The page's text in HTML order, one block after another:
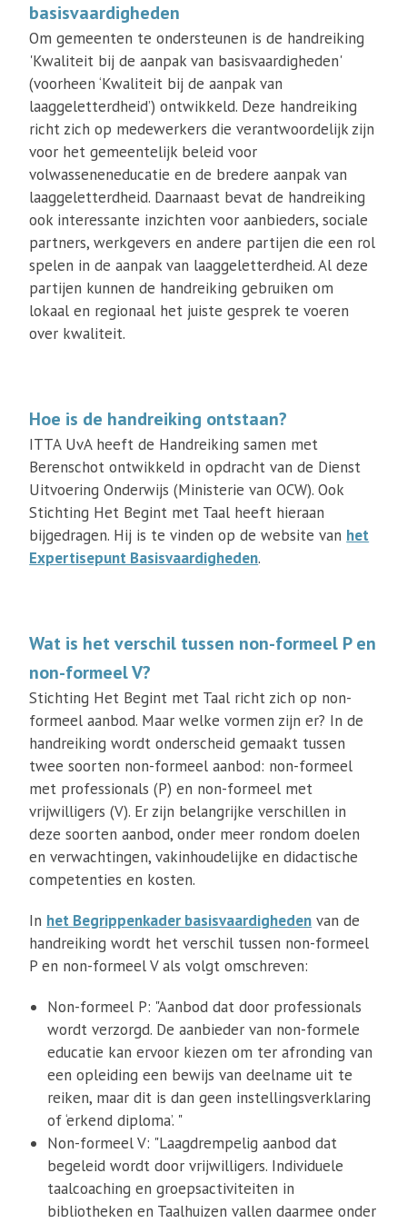
basisvaardigheden
Om gemeenten te ondersteunen is de handreiking
'Kwaliteit bij de aanpak van basisvaardigheden'
(voorheen ‘Kwaliteit bij de aanpak van
laaggeletterdheid’) ontwikkeld. Deze handreiking
richt zich op medewerkers die verantwoordelijk zijn
voor het gemeentelijk beleid voor
volwasseneneducatie en de bredere aanpak van
laaggeletterdheid. Daarnaast bevat de handreiking
ook interessante inzichten voor aanbieders, sociale
partners, werkgevers en andere partijen die een rol
spelen in de aanpak van laaggeletterdheid. Al deze
partijen kunnen de handreiking gebruiken om
lokaal en regionaal het juiste gesprek te voeren
over kwaliteit.
Hoe is de handreiking ontstaan?
ITTA UvA heeft de Handreiking samen met
Berenschot ontwikkeld in opdracht van de Dienst
Uitvoering Onderwijs (Ministerie van OCW). Ook
Stichting Het Begint met Taal heeft hieraan
bijgedragen. Hij is te vinden op de website van het
Expertisepunt Basisvaardigheden.
Wat is het verschil tussen non-formeel P en
non-formeel V?
Stichting Het Begint met Taal richt zich op non-
formeel aanbod. Maar welke vormen zijn er? In de
handreiking wordt onderscheid gemaakt tussen
twee soorten non-formeel aanbod: non-formeel
met professionals (P) en non-formeel met
vrijwilligers (V). Er zijn belangrijke verschillen in
deze soorten aanbod, onder meer rondom doelen
en verwachtingen, vakinhoudelijke en didactische
competenties en kosten.
In het Begrippenkader basisvaardigheden van de
handreiking wordt het verschil tussen non-formeel
P en non-formeel V als volgt omschreven:
Non-formeel P: "Aanbod dat door professionals
wordt verzorgd. De aanbieder van non-formele
educatie kan ervoor kiezen om ter afronding van
een opleiding een bewijs van deelname uit te
reiken, maar dit is dan geen instellingsverklaring
of ‘erkend diploma’. "
Non-formeel V: "Laagdrempelig aanbod dat
begeleid wordt door vrijwilligers. Individuele
taalcoaching en groepsactiviteiten in
bibliotheken en Taalhuizen vallen daarmee onder